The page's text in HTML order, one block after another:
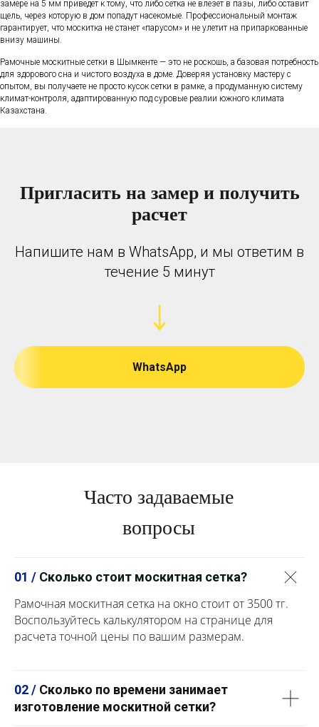
замере на 5 мм приведет к тому, что либо сетка не влезет в пазы, либо оставит
щель, через которую в дом попадут насекомые. Профессиональный монтаж
гарантирует, что москитка не станет «парусом» и не улетит на припаркованные
внизу машины.
Рамочные москитные сетки в Шымкенте — это не роскошь, а базовая потребность
для здорового сна и чистого воздуха в доме. Доверяя установку мастеру с
опытом, вы получаете не просто кусок сетки в рамке, а продуманную систему
климат-контроля, адаптированную под суровые реалии южного климата
Казахстана.
Пригласить на замер и получить
расчет
Напишите нам в WhatsApp, и мы ответим в
течение 5 минут
WhatsApp
Часто задаваемые
вопросы
01 / Сколько стоит москитная сетка?
Рамочная москитная сетка на окно стоит от 3500 тг.
Воспользуйтесь калькулятором на странице для
расчета точной цены по вашим размерам.
02 / Сколько по времени занимает
изготовление москитной сетки?